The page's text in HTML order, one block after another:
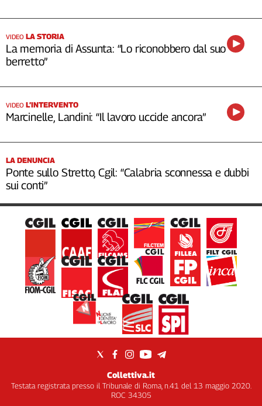
VIDEO LA STORIA
La memoria di Assunta: “Lo riconobbero dal suo
berretto”
VIDEO L’INTERVENTO
Marcinelle, Landini: “Il lavoro uccide ancora”
LA DENUNCIA
Ponte sullo Stretto, Cgil: “Calabria sconnessa e dubbi
sui conti”
Collettiva.it
Testata registrata presso il Tribunale di Roma, n.41 del 13 maggio 2020.
ROC 34305